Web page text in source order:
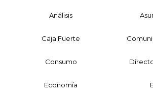
Análisis
Caja Fuerte
Consumo
Economía